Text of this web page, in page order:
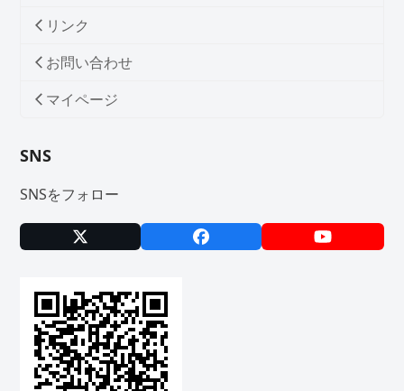
リンク
お問い合わせ
マイページ
SNS
SNSをフォロー
X Facebook YouTube